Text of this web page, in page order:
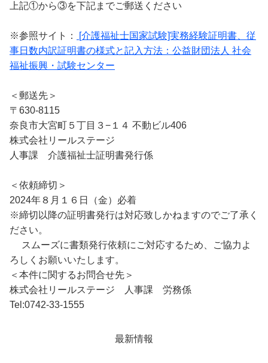
上記①から③を下記までご郵送ください
※参照サイト：
[介護福祉士国家試験]実務経験証明書、従
事日数内訳証明書の様式と記入方法：公益財団法人 社会
福祉振興・試験センター
＜郵送先＞
〒630-8115
奈良市大宮町５丁目３−１４ 不動ビル406
株式会社リールステージ
人事課 介護福祉士証明書発行係
＜依頼締切＞
2024年８月１６日（金）必着
※締切以降の証明書発行は対応致しかねますのでご了承く
ださい。
スムーズに書類発行依頼にご対応するため、ご協力よ
ろしくお願いいたします。
＜本件に関するお問合せ先＞
株式会社リールステージ 人事課 労務係
Tel:0742-33-1555
最新情報